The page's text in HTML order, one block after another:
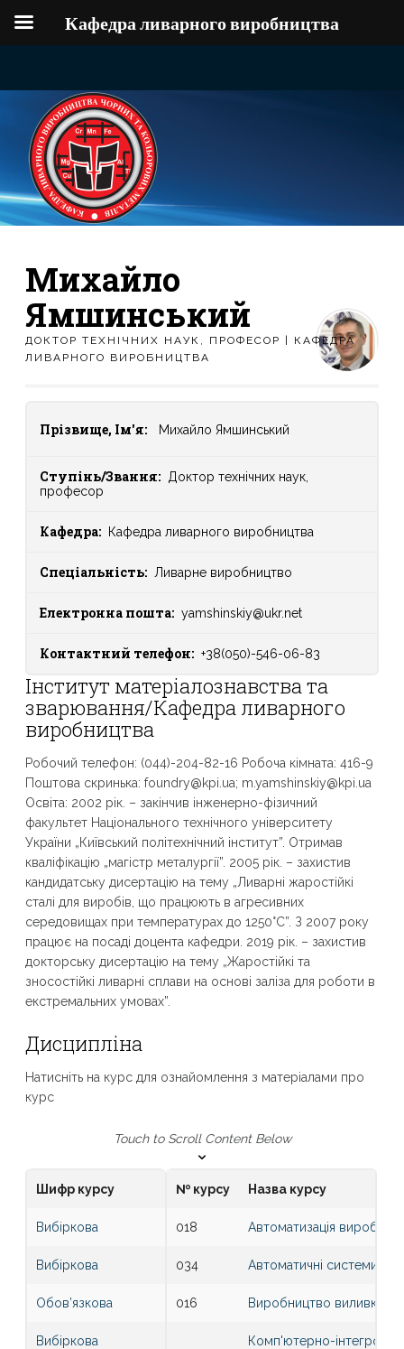
Михайло
Ямшинський
ДОКТОР ТЕХНІЧНИХ НАУК, ПРОФЕСОР | КАФЕДРА
ЛИВАРНОГО ВИРОБНИЦТВА
Прізвище, Ім'я: Михайло Ямшинський
Ступінь/Звання:
Доктор технічних наук,
професор
Кафедра: Кафедра ливарного виробництва
Спеціальність: Ливарне виробництво
Електронна пошта: yamshinskiy@ukr.net
Контактний телефон: +38(050)-546-06-83
Інститут матеріалознавства та
зварювання/Кафедра ливарного
виробництва
Робочий телефон: (044)-204-82-16 Робоча кімната: 416-9
Поштова скринька: foundry@kpi.ua; m.yamshinskiy@kpi.ua
Освіта: 2002 рік. – закінчив інженерно-фізичний
факультет Національного технічного університету
України „Київський політехнічний інститут”. Отримав
кваліфікацію „магістр металургії”. 2005 рік. – захистив
кандидатську дисертацію на тему „Ливарні жаростійкі
сталі для виробів, що працюють в агресивних
середовищах при температурах до 1250°С”. З 2007 року
працює на посаді доцента кафедри. 2019 рік. – захистив
докторську дисертацію на тему „Жаростійкі та
зносостійкі ливарні сплави на основі заліза для роботи в
екстремальних умовах”.
Дисципліна
Натисніть на курс для ознайомлення з матеріалами про
курс
Touch to Scroll Content Below
№ курсу Назва курсу
018 Автоматизація
034 Автоматичні системи
016 Виробництво виливків із
Комп'ютерно-
Шифр курсу
Вибіркова
Вибіркова
Обов’язкова
Вибіркова
Кафедра ливарного виробництва